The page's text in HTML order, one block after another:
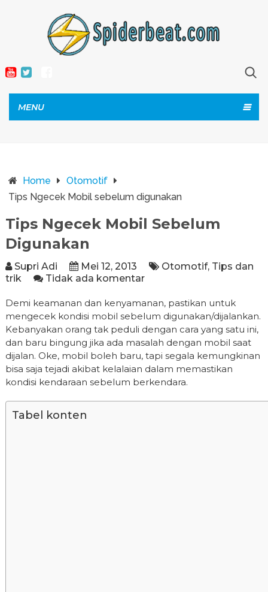
MENU
Home
Otomotif
Tips Ngecek Mobil sebelum digunakan
Tips Ngecek Mobil Sebelum
Digunakan
Supri Adi Mei 12, 2013 Otomotif, Tips dan
trik
Tidak ada komentar
Demi keamanan dan kenyamanan, pastikan untuk
mengecek kondisi mobil sebelum digunakan/dijalankan.
Kebanyakan orang tak peduli dengan cara yang satu ini,
dan baru bingung jika ada masalah dengan mobil saat
dijalan. Oke, mobil boleh baru, tapi segala kemungkinan
bisa saja tejadi akibat kelalaian dalam memastikan
kondisi kendaraan sebelum berkendara.
Tabel konten